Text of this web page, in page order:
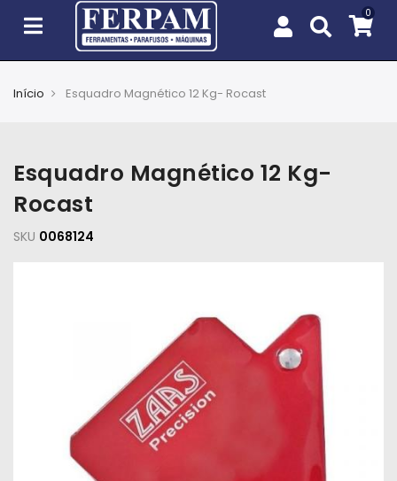
e
Jardim
EPIs
Iluminação
Início Esquadro Magnético 12 Kg- Rocast
Esquadro Magnético 12 Kg-
Rocast
SKU 0068124